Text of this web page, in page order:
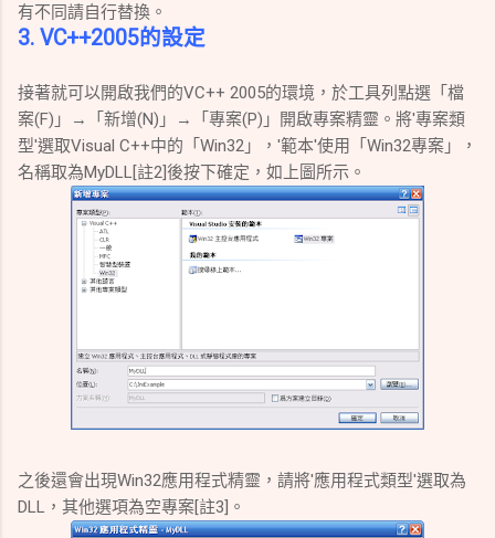
有不同請自行替換。
3. VC++2005的設定
接著就可以開啟我們的VC++ 2005的環境，於工具列點選「檔
案(F)」→「新增(N)」→「專案(P)」開啟專案精靈。 將'專案類
型'選取Visual C++中的「Win32」，'範本'使用「Win32專案」，
名稱取為MyDLL[註2]後按下確定，如上圖所示。
之後還會出現Win32應用程式精靈，請將'應用程式類型'選取為
DLL，其他選項為空專案[註3]。